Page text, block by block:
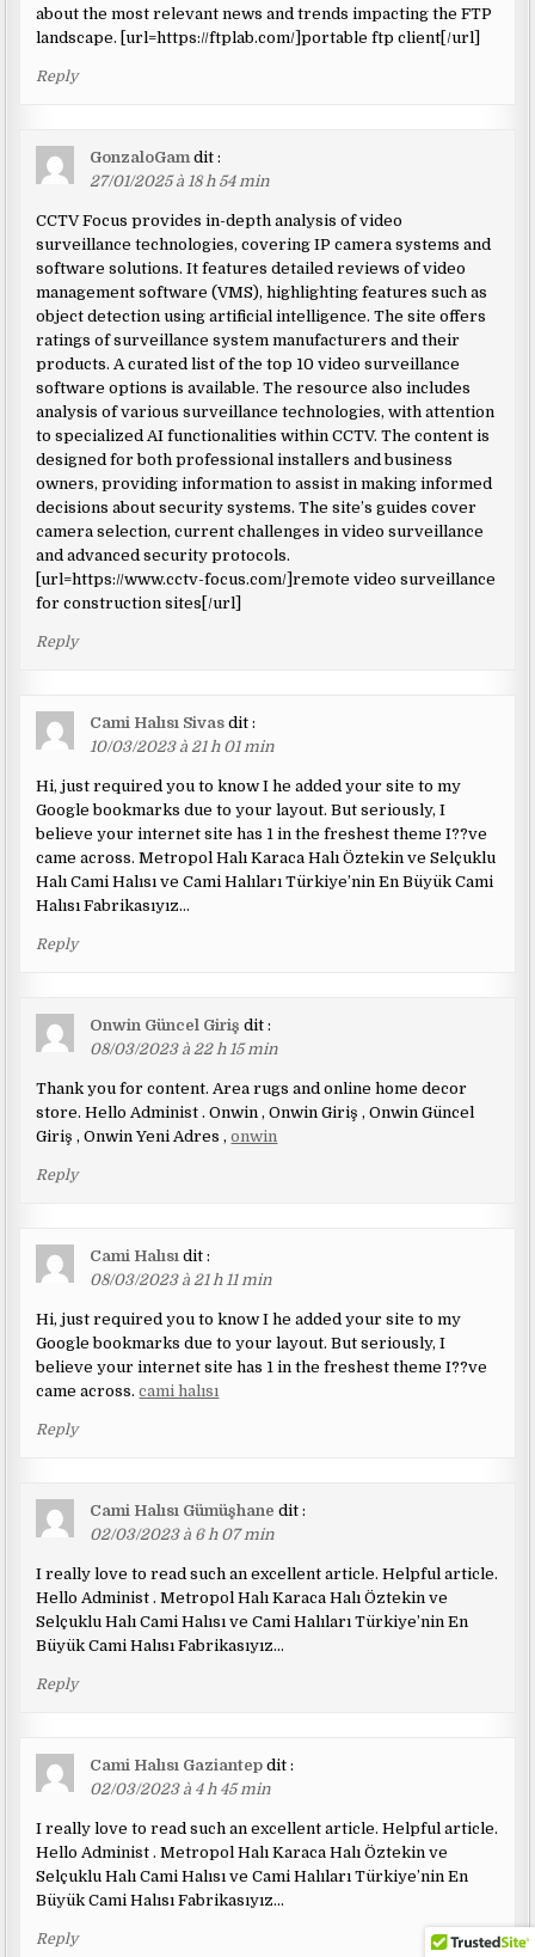
about the most relevant news and trends impacting the FTP
landscape. [url=https://ftplab.com/]portable ftp client[/url]
Reply
GonzaloGam dit :
27/01/2025 à 18 h 54 min
CCTV Focus provides in-depth analysis of video
surveillance technologies, covering IP camera systems and
software solutions. It features detailed reviews of video
management software (VMS), highlighting features such as
object detection using artificial intelligence. The site offers
ratings of surveillance system manufacturers and their
products. A curated list of the top 10 video surveillance
software options is available. The resource also includes
analysis of various surveillance technologies, with attention
to specialized AI functionalities within CCTV. The content is
designed for both professional installers and business
owners, providing information to assist in making informed
decisions about security systems. The site’s guides cover
camera selection, current challenges in video surveillance
and advanced security protocols.
[url=https://www.cctv-focus.com/]remote video surveillance
for construction sites[/url]
Reply
Cami Halısı Sivas dit :
10/03/2023 à 21 h 01 min
Hi, just required you to know I he added your site to my
Google bookmarks due to your layout. But seriously, I
believe your internet site has 1 in the freshest theme I??ve
came across. Metropol Halı Karaca Halı Öztekin ve Selçuklu
Halı Cami Halısı ve Cami Halıları Türkiye’nin En Büyük Cami
Halısı Fabrikasıyız…
Reply
Onwin Güncel Giriş dit :
08/03/2023 à 22 h 15 min
Thank you for content. Area rugs and online home decor
store. Hello Administ . Onwin , Onwin Giriş , Onwin Güncel
Giriş , Onwin Yeni Adres ,onwin
Reply
Cami Halısı dit :
08/03/2023 à 21 h 11 min
Hi, just required you to know I he added your site to my
Google bookmarks due to your layout. But seriously, I
believe your internet site has 1 in the freshest theme I??ve
came across.cami halısı
Reply
Cami Halısı Gümüşhane dit :
02/03/2023 à 6 h 07 min
I really love to read such an excellent article. Helpful article.
Hello Administ . Metropol Halı Karaca Halı Öztekin ve
Selçuklu Halı Cami Halısı ve Cami Halıları Türkiye’nin En
Büyük Cami Halısı Fabrikasıyız…
Reply
Cami Halısı Gaziantep dit :
02/03/2023 à 4 h 45 min
I really love to read such an excellent article. Helpful article.
Hello Administ . Metropol Halı Karaca Halı Öztekin ve
Selçuklu Halı Cami Halısı ve Cami Halıları Türkiye’nin En
Büyük Cami Halısı Fabrikasıyız…
Reply